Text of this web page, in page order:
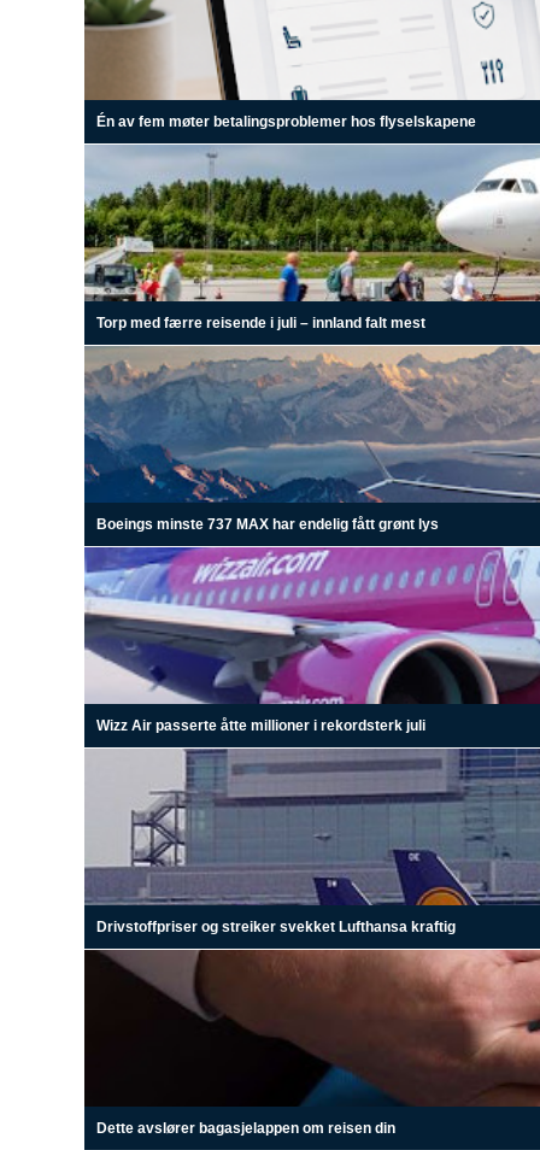
Én av fem møter betalingsproblemer hos flyselskapene
Torp med færre reisende i juli – innland falt mest
Boeings minste 737 MAX har endelig fått grønt lys
Wizz Air passerte åtte millioner i rekordsterk juli
Drivstoffpriser og streiker svekket Lufthansa kraftig
Dette avslører bagasjelappen om reisen din